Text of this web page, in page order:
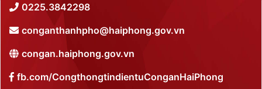
0225.3842298
conganthanhpho@haiphong.gov.vn
congan.haiphong.gov.vn
fb.com/CongthongtindientuConganHaiPhong